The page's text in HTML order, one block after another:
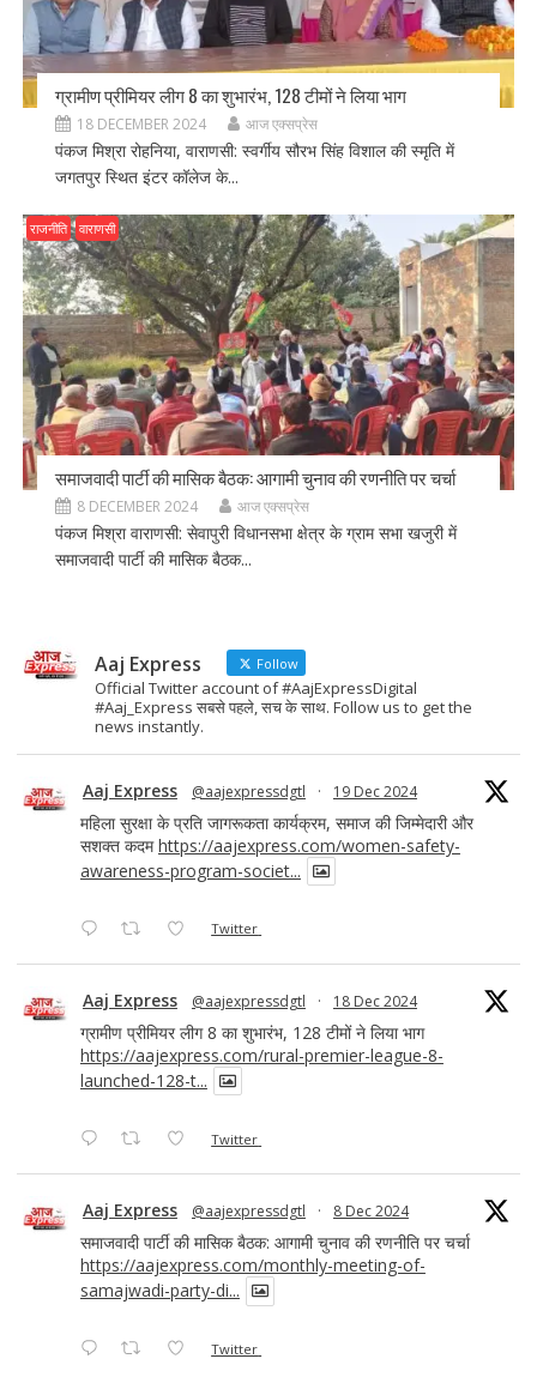
ग्रामीण प्रीमियर लीग 8 का शुभारंभ, 128 टीमों ने लिया भाग
18 DECEMBER 2024 आज एक्सप्रेस
पंकज मिश्रा रोहनिया, वाराणसी: स्वर्गीय सौरभ सिंह विशाल की स्मृति में
जगतपुर स्थित इंटर कॉलेज के...
राजनीति वाराणसी
समाजवादी पार्टी की मासिक बैठक: आगामी चुनाव की रणनीति पर चर्चा
8 DECEMBER 2024 आज एक्सप्रेस
पंकज मिश्रा वाराणसी: सेवापुरी विधानसभा क्षेत्र के ग्राम सभा खजुरी में
समाजवादी पार्टी की मासिक बैठक...
Aaj Express Follow
Official Twitter account of #AajExpressDigital
#Aaj_Express सबसे पहले, सच के साथ. Follow us to get the
news instantly.
Aaj Express @aajexpressdgtl · 19 Dec 2024
महिला सुरक्षा के प्रति जागरूकता कार्यक्रम, समाज की जिम्मेदारी और
सशक्त कदमhttps://aajexpress.com/women-safety-
awareness-program-societ...
Twitter
Aaj Express @aajexpressdgtl · 18 Dec 2024
ग्रामीण प्रीमियर लीग 8 का शुभारंभ, 128 टीमों ने लिया भाग
https://aajexpress.com/rural-premier-league-8-
launched-128-t...
Twitter
Aaj Express @aajexpressdgtl · 8 Dec 2024
समाजवादी पार्टी की मासिक बैठक: आगामी चुनाव की रणनीति पर चर्चा
https://aajexpress.com/monthly-meeting-of-
samajwadi-party-di...
Twitter